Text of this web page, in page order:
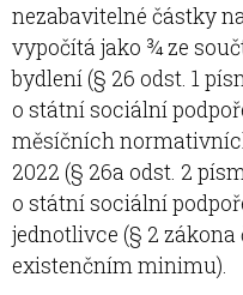
nezabavitelné částky
vypočítá jako ¾ ze
bydlení (§ 26 odst. 1
o státní sociální
měsíčních
2022 (§ 26a odst. 2
o státní sociální
jednotlivce (§ 2 zákona
existenčním minimu).